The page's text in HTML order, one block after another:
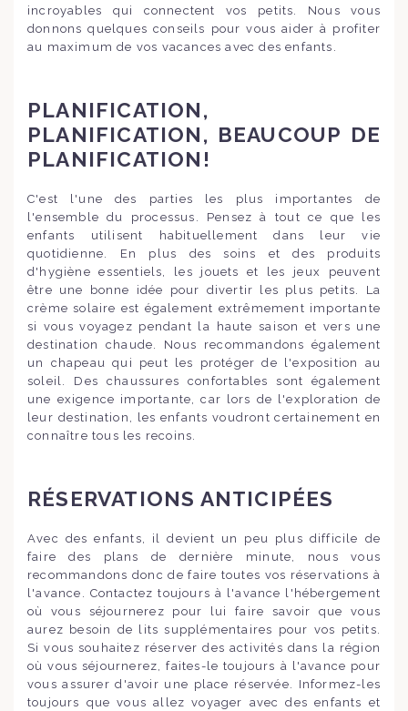
incroyables qui connectent vos petits. Nous vous
donnons quelques conseils pour vous aider à profiter
au maximum de vos vacances avec des enfants.
PLANIFICATION,
PLANIFICATION, BEAUCOUP DE
PLANIFICATION!
C'est l'une des parties les plus importantes de
l'ensemble du processus. Pensez à tout ce que les
enfants utilisent habituellement dans leur vie
quotidienne. En plus des soins et des produits
d'hygiène essentiels, les jouets et les jeux peuvent
être une bonne idée pour divertir les plus petits. La
crème solaire est également extrêmement importante
si vous voyagez pendant la haute saison et vers une
destination chaude. Nous recommandons également
un chapeau qui peut les protéger de l'exposition au
soleil. Des chaussures confortables sont également
une exigence importante, car lors de l'exploration de
leur destination, les enfants voudront certainement en
connaître tous les recoins.
RÉSERVATIONS ANTICIPÉES
Avec des enfants, il devient un peu plus difficile de
faire des plans de dernière minute, nous vous
recommandons donc de faire toutes vos réservations à
l'avance. Contactez toujours à l'avance l'hébergement
où vous séjournerez pour lui faire savoir que vous
aurez besoin de lits supplémentaires pour vos petits.
Si vous souhaitez réserver des activités dans la région
où vous séjournerez, faites-le toujours à l'avance pour
vous assurer d'avoir une place réservée. Informez-les
toujours que vous allez voyager avec des enfants et